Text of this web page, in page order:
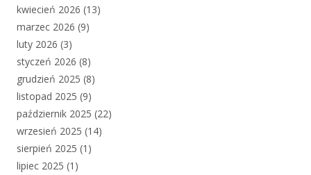
kwiecień 2026 (13)
marzec 2026 (9)
luty 2026 (3)
styczeń 2026 (8)
grudzień 2025 (8)
listopad 2025 (9)
październik 2025 (22)
wrzesień 2025 (14)
sierpień 2025 (1)
lipiec 2025 (1)